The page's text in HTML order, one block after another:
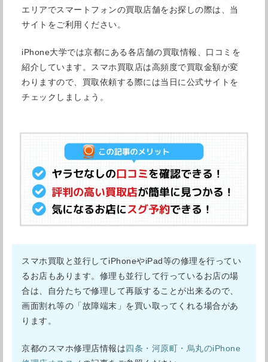
エリアでスマートフォンの買取店舗をお探しの際は、当
サイトをご利用ください。
iPhone大学では京都にある各店舗の買取情報、口コミを
紹介しています。スマホ買取店は高頻度で買取金額が変
わりますので、買取依頼する際には当日に公式サイトを
チェックしましょう。
スマホ買取と並行してiPhoneやiPad等の修理を行ってい
るお店もあります。修理も並行して行っているお店の場
合は、自分たちで修理して再販することが出来るので、
画面割れ等の「故障端末」を買い取ってくれる場合があ
ります。
京都のスマホ修理店情報は四条・河原町・烏丸のiPhone